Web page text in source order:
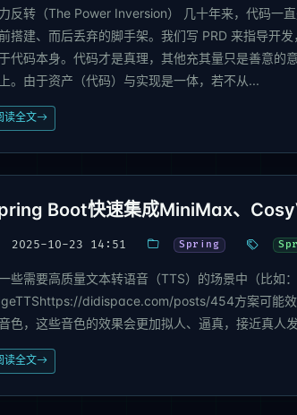
反转（The Power Inversion） 几十年来，代码一
搭建、而后丢弃的脚手架。我们写 PRD 来指导开
代码本身。代码才是真理，其他充其量只是善意的
。由于资产（代码）与实现是一体，若不从...
读全文
Boot快速集成MiniMax、
2025-10-23 14:51 Spring
些需要高质量文本转语音（TTS）的场景中（比如
didispace.com/posts/454方案可能
色，这些音色的效果会更加拟人、逼真，接近真人
读全文